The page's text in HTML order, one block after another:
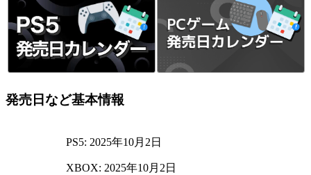
発売日など基本情報
PS5: 2025年10月2日
XBOX: 2025年10月2日